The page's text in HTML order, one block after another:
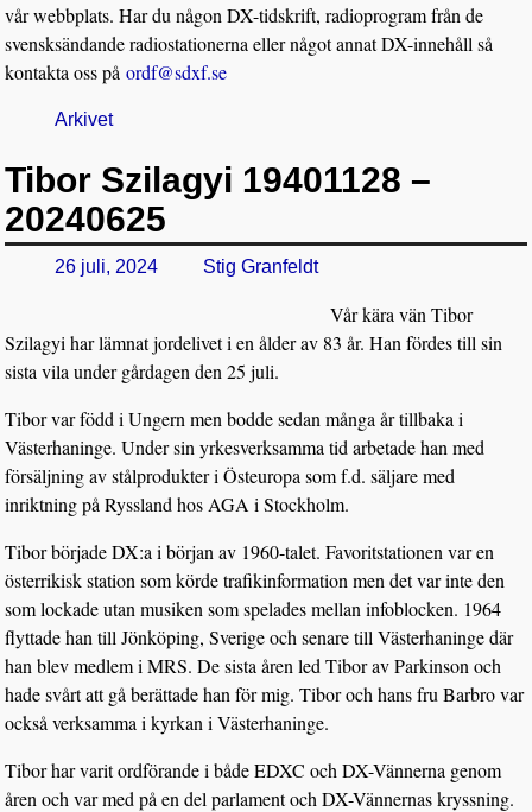
vår webbplats. Har du någon DX-tidskrift, radioprogram från de
svensksändande radiostationerna eller något annat DX-innehåll så
kontakta oss påordf@sdxf.se
Arkivet
Tibor Szilagyi 19401128 –
20240625
26 juli, 2024 Stig Granfeldt
Vår kära vän Tibor
Szilagyi har lämnat jordelivet i en ålder av 83 år. Han fördes till sin
sista vila under gårdagen den 25 juli.
Tibor var född i Ungern men bodde sedan många år tillbaka i
Västerhaninge. Under sin yrkesverksamma tid arbetade han med
försäljning av stålprodukter i Östeuropa som f.d. säljare med
inriktning på Ryssland hos AGA i Stockholm.
Tibor började DX:a i början av 1960-talet. Favoritstationen var en
österrikisk station som körde trafikinformation men det var inte den
som lockade utan musiken som spelades mellan infoblocken. 1964
flyttade han till Jönköping, Sverige och senare till Västerhaninge där
han blev medlem i MRS. De sista åren led Tibor av Parkinson och
hade svårt att gå berättade han för mig. Tibor och hans fru Barbro var
också verksamma i kyrkan i Västerhaninge.
Tibor har varit ordförande i både EDXC och DX-Vännerna genom
åren och var med på en del parlament och DX-Vännernas kryssning.